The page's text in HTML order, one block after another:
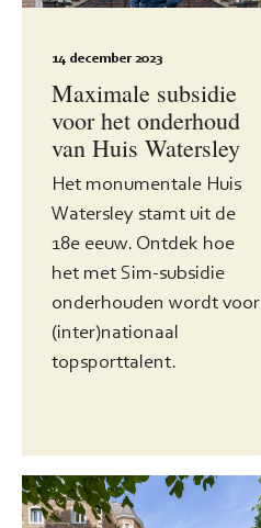
14 december 2023
Maximale subsidie
voor het onderhoud
van Huis Watersley
Het monumentale Huis
Watersley stamt uit de
18e eeuw. Ontdek hoe
het met Sim-subsidie
onderhouden wordt voor
(inter)nationaal
topsporttalent.